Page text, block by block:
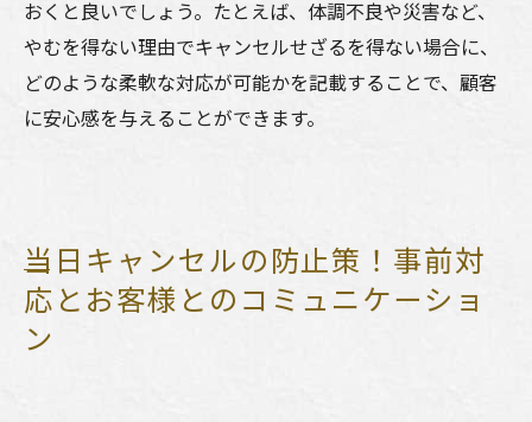
おくと良いでしょう。たとえば、体調不良や災害など、
やむを得ない理由でキャンセルせざるを得ない場合に、
どのような柔軟な対応が可能かを記載することで、顧客
に安心感を与えることができます。
当日キャンセルの防止策！事前対
応とお客様とのコミュニケーショ
ン